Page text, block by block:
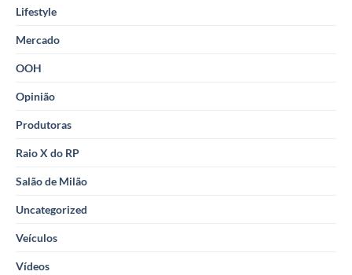
Lifestyle
Mercado
OOH
Opinião
Produtoras
Raio X do RP
Salão de Milão
Uncategorized
Veículos
Vídeos